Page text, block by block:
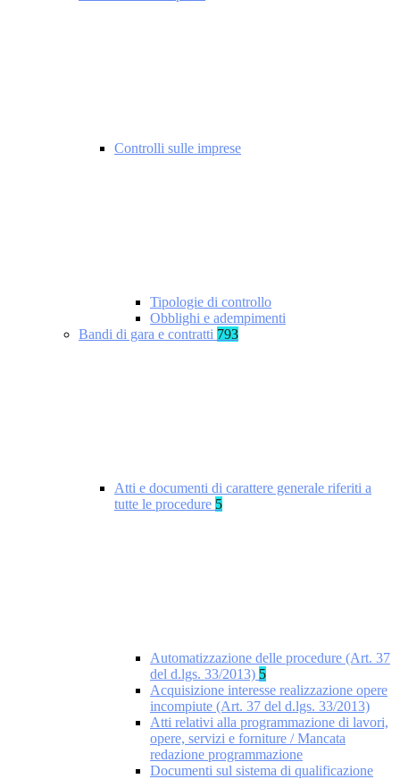
Controlli sulle imprese
Tipologie di controllo
Obblighi e adempimenti
Bandi di gara e contratti 793
Atti e documenti di carattere generale riferiti a
tutte le procedure 5
Automatizzazione delle procedure (Art. 37
del d.lgs. 33/2013) 5
Acquisizione interesse realizzazione opere
incompiute (Art. 37 del d.lgs. 33/2013)
Atti relativi alla programmazione di lavori,
opere, servizi e forniture / Mancata
redazione programmazione
Documenti sul sistema di qualificazione